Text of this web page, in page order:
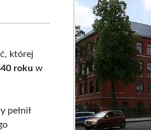
której
roku w
pełnił